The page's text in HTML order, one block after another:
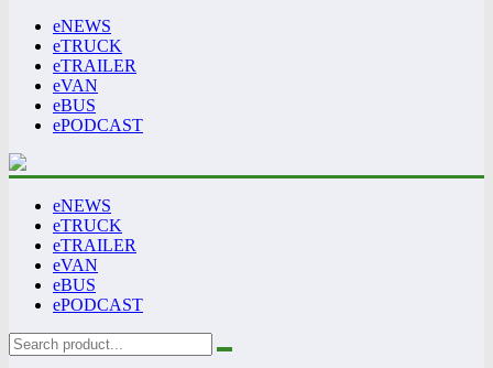
eNEWS
eTRUCK
eTRAILER
eVAN
eBUS
ePODCAST
eNEWS
eTRUCK
eTRAILER
eVAN
eBUS
ePODCAST